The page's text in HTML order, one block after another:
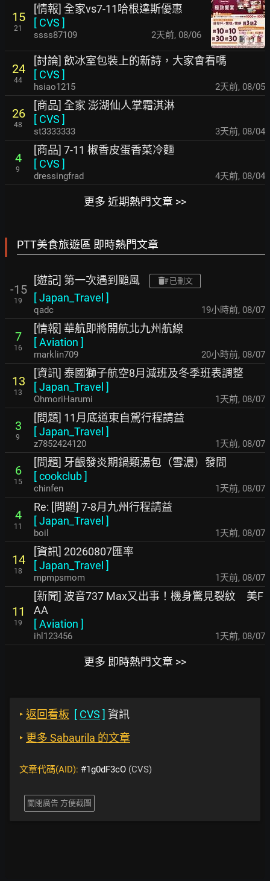
15
21
[情報] 全家vs7-11哈根達斯優惠
[ CVS ]
ssss87109 2天前, 08/06
24
44
[討論] 飲冰室包裝上的新詩，大家會看嗎
[ CVS ]
hsiao1215 2天前, 08/05
26
48
[商品] 全家 澎湖仙人掌霜淇淋
[ CVS ]
st3333333 3天前, 08/04
4
9
[商品] 7-11 椒香皮蛋香菜冷麵
[ CVS ]
dressingfrad 4天前, 08/04
更多 近期熱門文章 >>
PTT美食旅遊區 即時熱門文章
-15
19
[遊記] 第一次遇到颱風 已刪文
[Japan_Travel ]
qadc 19小時前, 08/07
7
16
[情報] 華航即將開航北九州航線
[Aviation ]
marklin709 20小時前, 08/07
13
13
[資訊] 泰國獅子航空8月減班及冬季班表調整
[Japan_Travel ]
OhmoriHarumi 1天前, 08/07
3
9
[問題] 11月底道東自駕行程請益
[Japan_Travel ]
z7852424120 1天前, 08/07
6
15
[問題] 牙齦發炎期鍋類湯包（雪濃）發問
[cookclub]
chinfen 1天前, 08/07
4
11
Re: [問題] 7-8月九州行程請益
[Japan_Travel ]
boil 1天前, 08/07
14
18
[資訊] 20260807匯率
[Japan_Travel ]
mpmpsmom 1天前, 08/07
11
19
[新聞] 波音737 Max又出事！機身驚見裂紋 美F
AA
[Aviation ]
ihl123456 1天前, 08/07
更多 即時熱門文章 >>
‣ 返回看板 [ CVS ] 資訊
‣ 更多 Sabaurila 的文章
文章代碼(AID): #1g0dF3cO (CVS)
關閉廣告 方便截圖